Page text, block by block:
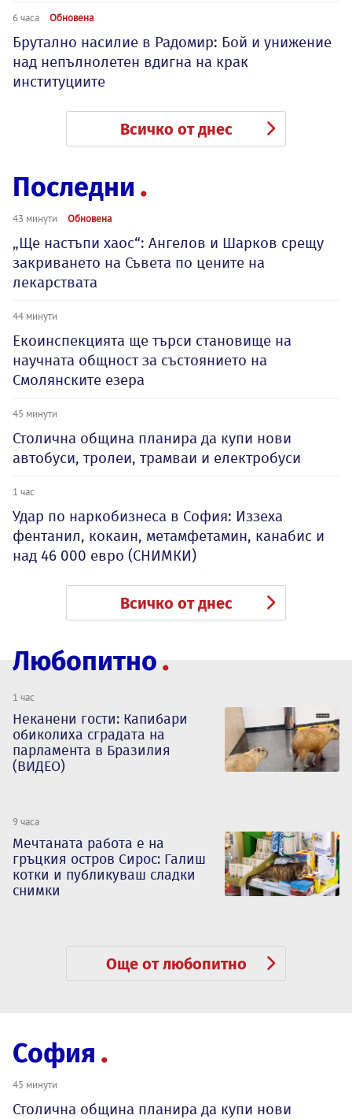
6 часа Обновена
Брутално насилие в Радомир: Бой и унижение
над непълнолетен вдигна на крак
институциите
Всичко от днес
Последни
43 минути Обновена
„Ще настъпи хаос“: Ангелов и Шарков срещу
закриването на Съвета по цените на
лекарствата
44 минути
Екоинспекцията ще търси становище на
научната общност за състоянието на
Смолянските езера
45 минути
Столична община планира да купи нови
автобуси, тролеи, трамваи и електробуси
1 час
Удар по наркобизнеса в София: Иззеха
фентанил, кокаин, метамфетамин, канабис и
над 46 000 евро (СНИМКИ)
Всичко от днес
Любопитно
1 час
Неканени гости: Капибари
обиколиха сградата на
парламента в Бразилия
(ВИДЕО)
9 часа
Мечтаната работа е на
гръцкия остров Сирос: Галиш
котки и публикуваш сладки
снимки
Още от любопитно
София
45 минути
Столична община планира да купи нови